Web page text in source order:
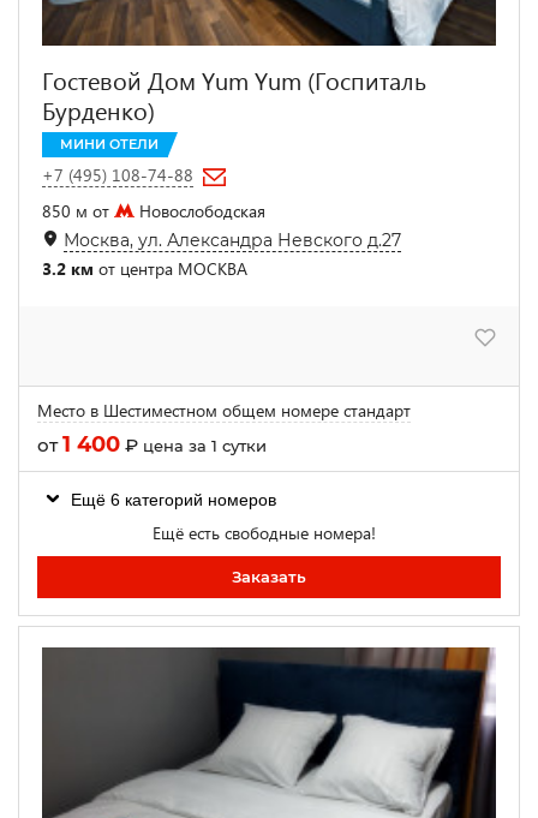
Гостевой Дом Yum Yum (Госпиталь
Бурденко)
МИНИ ОТЕЛИ
+7 (495) 108-74-88
850 м от
Новослободская
Москва, ул. Александра Невского д.27
3.2 км от центра МОСКВА
Место в Шестиместном общем номере стандарт
от1 400 ₽ цена за 1 сутки
Ещё 6 категорий номеров
Ещё есть свободные номера!
Заказать